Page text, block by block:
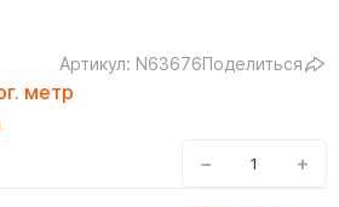
Артикул: N63676Поделиться
метр
− +